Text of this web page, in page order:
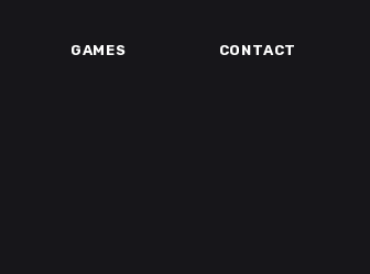
GAMES CONTACT